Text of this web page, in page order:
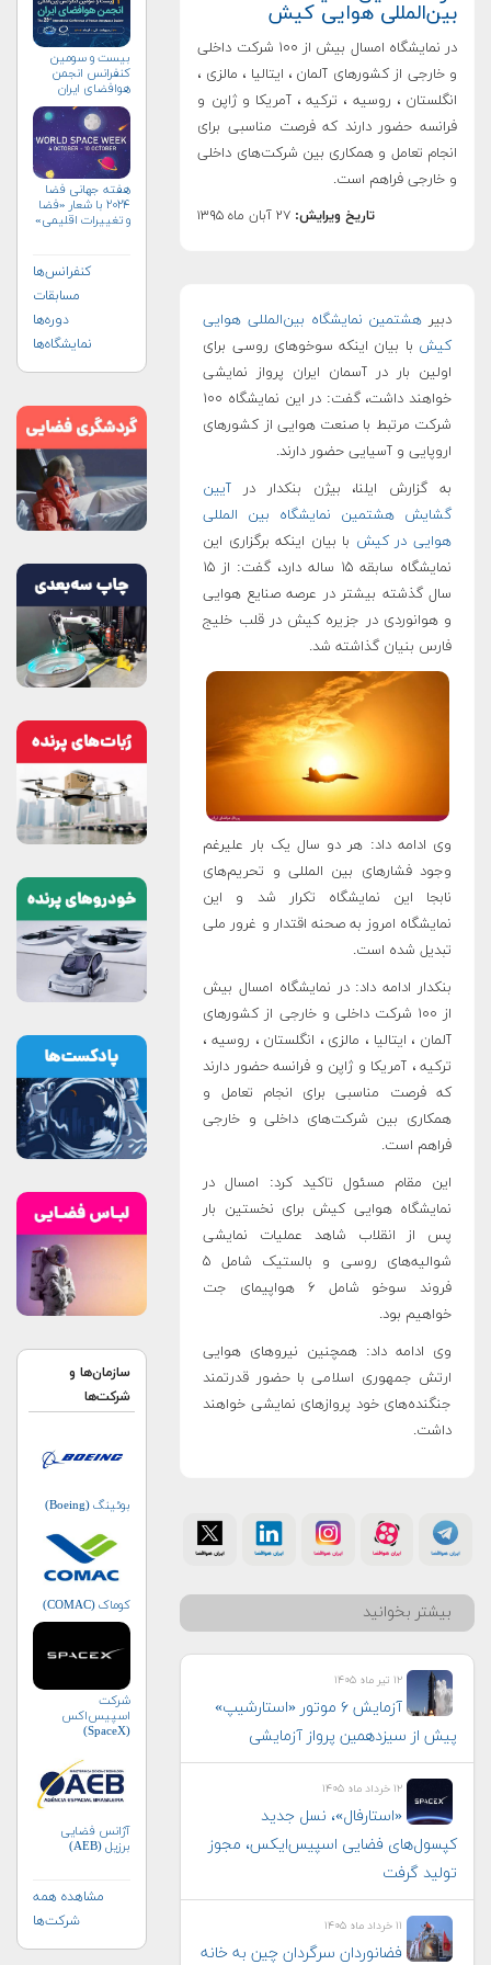
بین‌المللی هوایی کیش
در نمایشگاه امسال بیش از ۱۰۰ شرکت داخلی
و خارجی از کشورهای آلمان ، ایتالیا ، مالزی ،
انگلستان ، روسیه ، ترکیه ، آمریکا و ژاپن و
فرانسه حضور دارند که فرصت مناسبی برای
انجام تعامل و همکاری بین شرکت‌های داخلی
و خارجی فراهم است.
تاریخ ویرایش: ۲۷ آبان ماه ۱۳۹۵
دبیر هشتمین نمایشگاه بین‌المللی هوایی
کیش با بیان اینکه سوخوهای روسی برای
اولین بار در آسمان ایران پرواز نمایشی
خواهند داشت، گفت: در این نمایشگاه ۱۰۰
شرکت مرتبط با صنعت هوایی از کشورهای
اروپایی و آسیایی حضور دارند.
به گزارش ایلنا، بیژن بنکدار در آیین
گشایش هشتمین نمایشگاه بین المللی
هوایی در کیش با بیان اینکه برگزاری این
نمایشگاه سابقه ۱۵ ساله دارد، گفت: از ۱۵
سال گذشته بیشتر در عرصه صنایع هوایی
و هوانوردی در جزیره کیش در قلب خلیج
فارس بنیان گذاشته شد.
وی ادامه داد: هر دو سال یک بار علیرغم
وجود فشارهای بین المللی و تحریم‌های
نابجا این نمایشگاه تکرار شد و این
نمایشگاه امروز به صحنه اقتدار و غرور ملی
تبدیل شده است.
بنکدار ادامه داد: در نمایشگاه امسال بیش
از ۱۰۰ شرکت داخلی و خارجی از کشورهای
آلمان ، ایتالیا ، مالزی ، انگلستان ، روسیه ،
ترکیه ، آمریکا و ژاپن و فرانسه حضور دارند
که فرصت مناسبی برای انجام تعامل و
همکاری بین شرکت‌های داخلی و خارجی
فراهم است.
این مقام مسئول تاکید کرد: امسال در
نمایشگاه هوایی کیش برای نخستین بار
پس از انقلاب شاهد عملیات نمایشی
شوالیه‌های روسی و بالستیک شامل ۵
فروند سوخو شامل ۶ هواپیمای جت
خواهیم بود.
وی ادامه داد: همچنین نیروهای هوایی
ارتش جمهوری اسلامی با حضور قدرتمند
جنگنده‌های خود پروازهای نمایشی خواهند
داشت.
بیشتر بخوانید
۱۲ تیر ماه ۱۴۰۵
آزمایش ۶ موتور «استارشیپ»
پیش از سیزدهمین پرواز آزمایشی
۱۲ خرداد ماه ۱۴۰۵
«استارفال»، نسل جدید
کپسول‌های فضایی اسپیس‌ایکس، مجوز
تولید گرفت
۱۱ خرداد ماه ۱۴۰۵
فضانوردان سرگردان چین به خانه
بیست و سومین
کنفرانس انجمن
هوافضای ايران
هفته جهانی فضا
۲۰۲۴ با شعار «فضا
و تغییرات اقلیمی»
کنفرانس‌ها
مسابقات
دوره‌ها
نمایشگاه‌ها
سازمان‌ها و
شرکت‌ها
بوئینگ (Boeing)
کوماک (COMAC)
شرکت
اسپیس‌اکس
(SpaceX)
آژانس فضایی
برزیل (AEB)
مشاهده همه
شرکت‌ها